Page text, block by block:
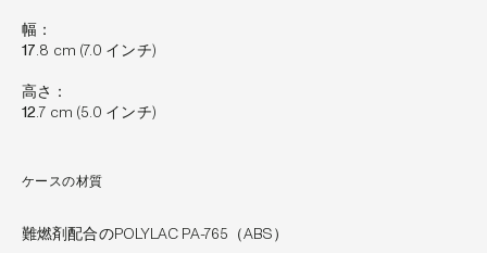
幅：
17.8 cm (7.0 インチ)
高さ：
12.7 cm (5.0 インチ)
ケースの材質
難燃剤配合のPOLYLAC PA-765（ABS）